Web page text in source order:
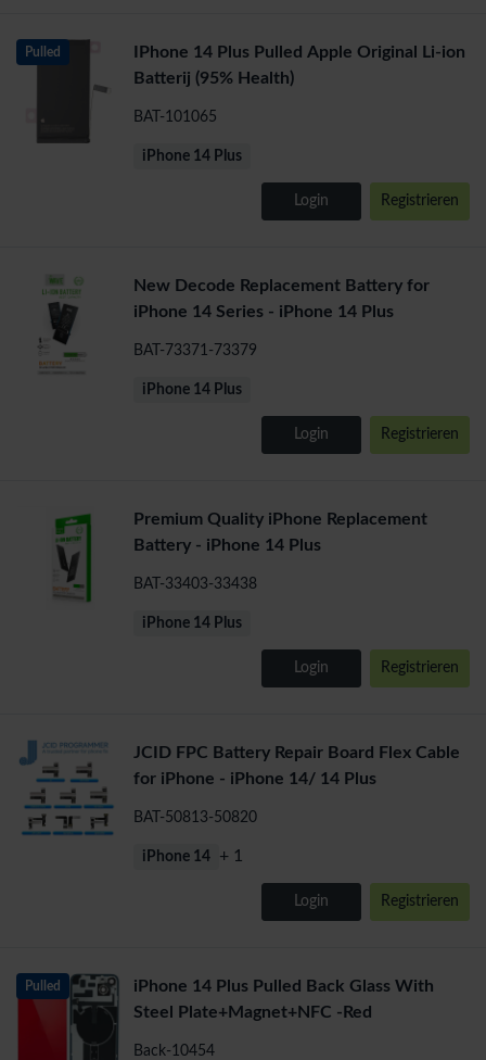
Pulled
IPhone 14 Plus Pulled Apple Original Li-ion
Batterij (95% Health)
BAT-101065
iPhone 14 Plus
Login Registrieren
New Decode Replacement Battery for
iPhone 14 Series - iPhone 14 Plus
BAT-73371-73379
iPhone 14 Plus
Login Registrieren
Premium Quality iPhone Replacement
Battery - iPhone 14 Plus
BAT-33403-33438
iPhone 14 Plus
Login Registrieren
JCID FPC Battery Repair Board Flex Cable
for iPhone - iPhone 14/ 14 Plus
BAT-50813-50820
iPhone 14 + 1
Login Registrieren
Pulled
iPhone 14 Plus Pulled Back Glass With
Steel Plate+Magnet+NFC -Red
Back-10454